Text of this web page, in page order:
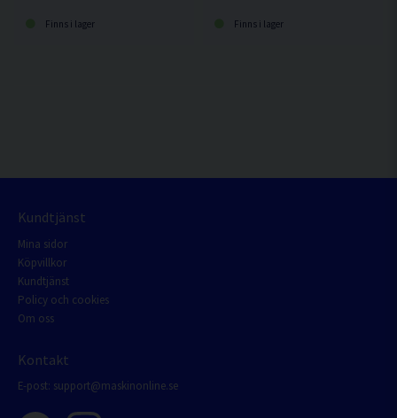
Finns i lager Finns i lager
Kundtjänst
Mina sidor
Köpvillkor
Kundtjänst
Policy och cookies
Om oss
Kontakt
E-post: support@maskinonline.se